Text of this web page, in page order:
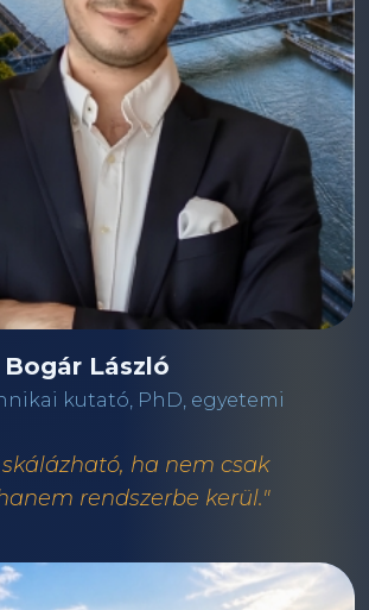
László
kutató, PhD, egyetemi
skálázható, ha nem csak
rendszerbe kerül."